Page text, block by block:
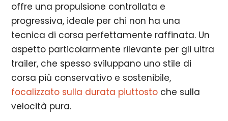
offre una propulsione controllata e
progressiva, ideale per chi non ha una
tecnica di corsa perfettamente raffinata. Un
aspetto particolarmente rilevante per gli ultra
trailer, che spesso sviluppano uno stile di
corsa più conservativo e sostenibile,
focalizzato sulla durata piuttosto che sulla
velocità pura.